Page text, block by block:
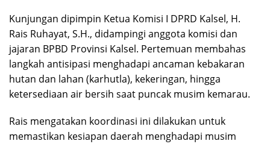
Kunjungan dipimpin Ketua Komisi I DPRD Kalsel, H.
Rais Ruhayat, S.H., didampingi anggota komisi dan
jajaran BPBD Provinsi Kalsel. Pertemuan membahas
langkah antisipasi menghadapi ancaman kebakaran
hutan dan lahan (karhutla), kekeringan, hingga
ketersediaan air bersih saat puncak musim kemarau.
Rais mengatakan koordinasi ini dilakukan untuk
memastikan kesiapan daerah menghadapi musim